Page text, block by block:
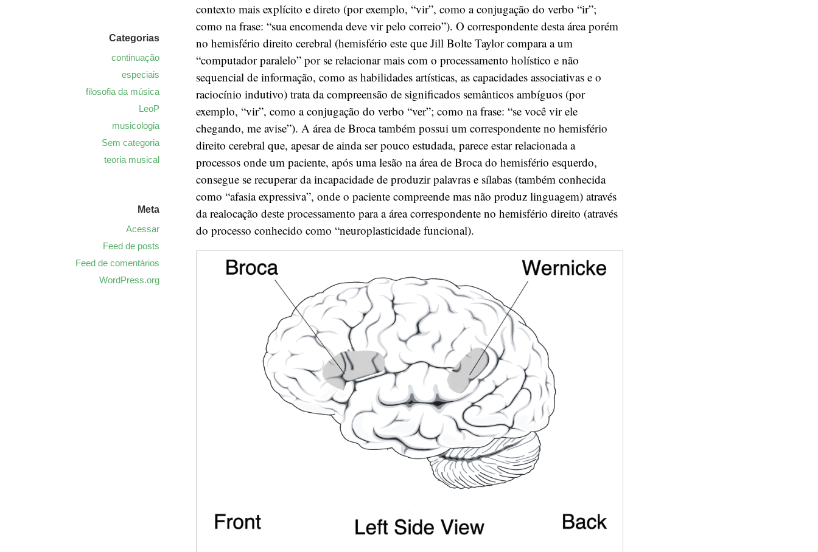
contexto mais explícito e direto (por exemplo, “vir”, como a conjugação do verbo “ir”;
como na frase: “sua encomenda deve vir pelo correio”). O correspondente desta área porém
no hemisfério direito cerebral (hemisfério este que Jill Bolte Taylor compara a um
“computador paralelo” por se relacionar mais com o processamento holístico e não
sequencial de informação, como as habilidades artísticas, as capacidades associativas e o
raciocínio indutivo) trata da compreensão de significados semânticos ambíguos (por
exemplo, “vir”, como a conjugação do verbo “ver”; como na frase: “se você vir ele
chegando, me avise”). A área de Broca também possui um correspondente no hemisfério
direito cerebral que, apesar de ainda ser pouco estudada, parece estar relacionada a
processos onde um paciente, após uma lesão na área de Broca do hemisfério esquerdo,
consegue se recuperar da incapacidade de produzir palavras e sílabas (também conhecida
como “afasia expressiva”, onde o paciente compreende mas não produz linguagem) através
da realocação deste processamento para a área correspondente no hemisfério direito (através
do processo conhecido como “neuroplasticidade funcional).
Categorias
continuação
especiais
filosofia da música
LeoP
musicologia
Sem categoria
teoria musical
Meta
Acessar
Feed de posts
Feed de comentários
WordPress.org